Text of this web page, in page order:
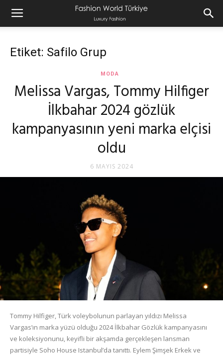
Etiket: Safilo Grup
MODA
Melissa Vargas, Tommy Hilfiger
İlkbahar 2024 gözlük
kampanyasının yeni marka elçisi
oldu
6 MAYIS 2024
Tommy Hilfiger, Türk voleybolunun parlayan yıldızı Melissa
Vargas’ın marka yüzü olduğu 2024 İlkbahar Gözlük kampanyasını
ve koleksiyonunu, keyifli bir akşamda gerçekleşen lansman
partisiyle Soho House Istanbul’da tanıttı. Eylem Şimşek Erkek ve